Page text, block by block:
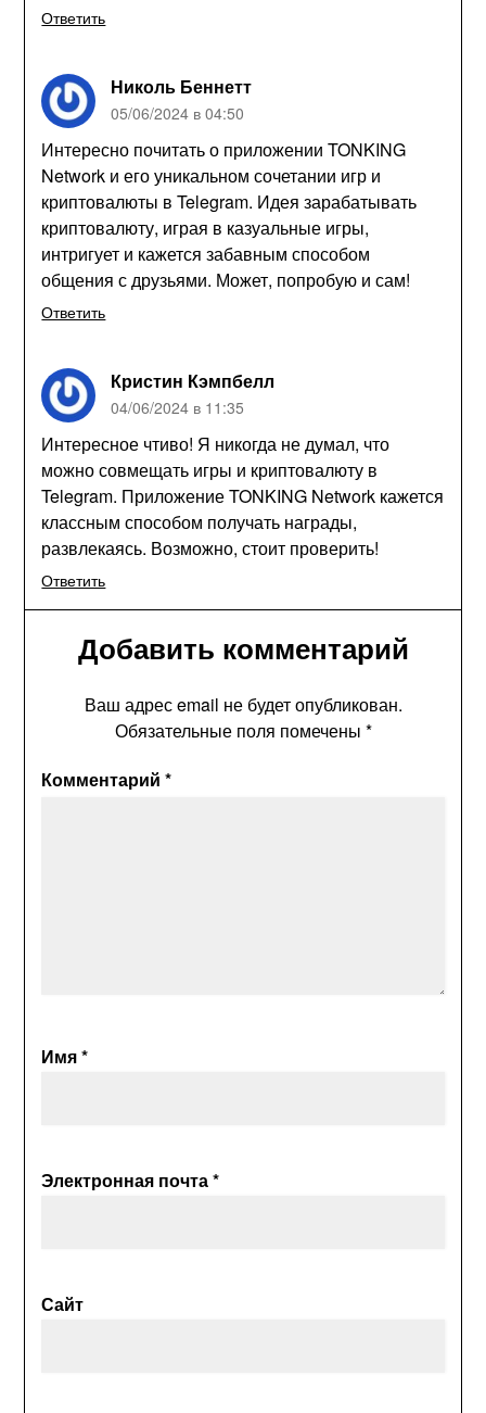
Ответить
Николь Беннетт
05/06/2024 в 04:50
Интересно почитать о приложении TONKING
Network и его уникальном сочетании игр и
криптовалюты в Telegram. Идея зарабатывать
криптовалюту, играя в казуальные игры,
интригует и кажется забавным способом
общения с друзьями. Может, попробую и сам!
Ответить
Кристин Кэмпбелл
04/06/2024 в 11:35
Интересное чтиво! Я никогда не думал, что
можно совмещать игры и криптовалюту в
Telegram. Приложение TONKING Network кажется
классным способом получать награды,
развлекаясь. Возможно, стоит проверить!
Ответить
Добавить комментарий
Ваш адрес email не будет опубликован.
Обязательные поля помечены *
Комментарий*
Имя*
Электронная почта*
Сайт